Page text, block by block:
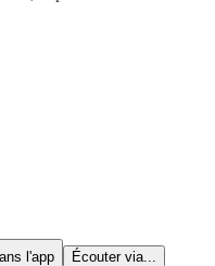
l'app Écouter via...